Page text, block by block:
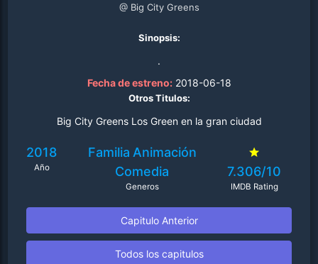
@ Big City Greens
Sinopsis:
.
Fecha de estreno:2018-06-18
Otros Titulos:
Big City Greens Los Green en la gran ciudad
2018
Año
Familia Animación
Comedia
Generos
7.306/10
IMDB Rating
Capitulo Anterior
Todos los capitulos